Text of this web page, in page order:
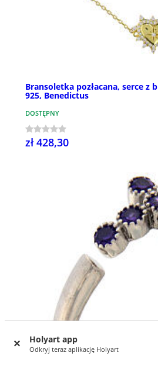
Holyart app
Odkryj teraz aplikację Holyart
Bransoletka pozłacana, serce z
925, Benedictus
DOSTĘPNY
zł 428,30